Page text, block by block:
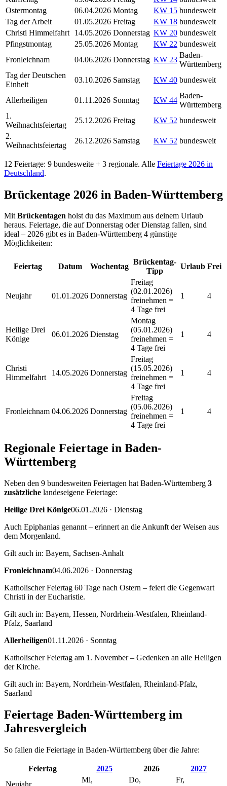
Ostermontag
06.04.2026 Montag KW 15 bundesweit
Tag der Arbeit
01.05.2026 Freitag KW 18 bundesweit
Christi Himmelfahrt
14.05.2026 Donnerstag KW 20 bundesweit
Pfingstmontag
25.05.2026 Montag KW 22 bundesweit
Fronleichnam
04.06.2026 Donnerstag KW 23
Baden-
Württemberg
Tag der Deutschen
Einheit
03.10.2026 Samstag KW 40 bundesweit
Allerheiligen 01.11.2026 Sonntag KW 44
Baden-
Württemberg
1.
Weihnachtsfeiertag
25.12.2026 Freitag KW 52 bundesweit
2.
Weihnachtsfeiertag
26.12.2026 Samstag KW 52 bundesweit
12 Feiertage: 9 bundesweite + 3 regionale. Alle Feiertage 2026 in
Deutschland.
Brückentage 2026 in Baden-Württemberg
MitBrückentagen holst du das Maximum aus deinem Urlaub
heraus. Feiertage, die auf Donnerstag oder Dienstag fallen, sind
ideal – 2026 gibt es in Baden-Württemberg 4 günstige
Möglichkeiten:
Feiertag Datum Wochentag
Brückentag-
Tipp
Urlaub Frei
Neujahr 01.01.2026 Donnerstag
Freitag
(02.01.2026)
freinehmen =
4 Tage frei
1 4
Heilige Drei
Könige
06.01.2026 Dienstag
Montag
(05.01.2026)
freinehmen =
4 Tage frei
1 4
Christi
Himmelfahrt
14.05.2026 Donnerstag
Freitag
(15.05.2026)
freinehmen =
4 Tage frei
1 4
Fronleichnam 04.06.2026 Donnerstag
Freitag
(05.06.2026)
freinehmen =
4 Tage frei
1 4
Regionale Feiertage in Baden-
Württemberg
Neben den 9 bundesweiten Feiertagen hat Baden-Württemberg 3
zusätzliche landeseigene Feiertage:
Heilige Drei Könige06.01.2026 · Dienstag
Auch Epiphanias genannt – erinnert an die Ankunft der Weisen aus
dem Morgenland.
Gilt auch in: Bayern, Sachsen-Anhalt
Fronleichnam04.06.2026 · Donnerstag
Katholischer Feiertag 60 Tage nach Ostern – feiert die Gegenwart
Christi in der Eucharistie.
Gilt auch in: Bayern, Hessen, Nordrhein-Westfalen, Rheinland-
Pfalz, Saarland
Allerheiligen01.11.2026 · Sonntag
Katholischer Feiertag am 1. November – Gedenken an alle Heiligen
der Kirche.
Gilt auch in: Bayern, Nordrhein-Westfalen, Rheinland-Pfalz,
Saarland
Feiertage Baden-Württemberg im
Jahresvergleich
So fallen die Feiertage in Baden-Württemberg über die Jahre:
Feiertag 2025 2026
2027
Neujahr
Mi,
Do,
Fr,